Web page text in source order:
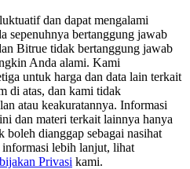
USDT
USDT Bonus
dan dapat mengalami
sepenuhnya bertanggung jawab
Bitrue tidak bertanggung jawab
Anda alami. Kami
untuk harga dan data lain terkait
di atas, dan kami tidak
atau keakuratannya. Informasi
dan materi terkait lainnya hanya
dianggap sebagai nasihat
lebih lanjut, lihat
Privasi kami.